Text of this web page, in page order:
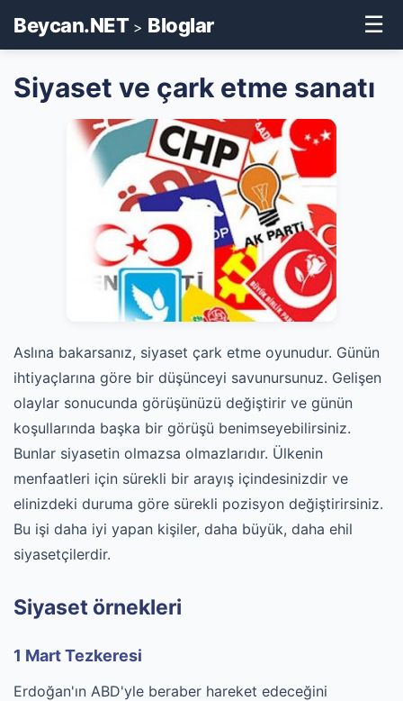
Beycan.NET> Bloglar ☰
Siyaset ve çark etme sanatı
Aslına bakarsanız, siyaset çark etme oyunudur. Günün
ihtiyaçlarına göre bir düşünceyi savunursunuz. Gelişen
olaylar sonucunda görüşünüzü değiştirir ve günün
koşullarında başka bir görüşü benimseyebilirsiniz.
Bunlar siyasetin olmazsa olmazlarıdır. Ülkenin
menfaatleri için sürekli bir arayış içindesinizdir ve
elinizdeki duruma göre sürekli pozisyon değiştirirsiniz.
Bu işi daha iyi yapan kişiler, daha büyük, daha ehil
siyasetçilerdir.
Siyaset örnekleri
1 Mart Tezkeresi
Erdoğan'ın ABD'yle beraber hareket edeceğini